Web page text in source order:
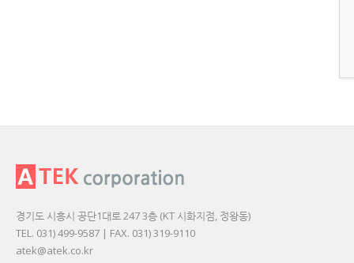
경기도 시흥시 공단1대로 247 3층 (KT 시화지점, 정왕동)
TEL. 031) 499-9587 | FAX. 031) 319-9110
atek@atek.co.kr